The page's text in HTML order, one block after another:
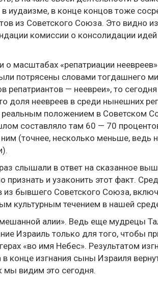
иудаизме, в конце концов тоже
из Советского Союза. Это видно
комиссии о консолидации
масштабах «репатриации неевреев»
потрясены словами тогдашнего
— неевреи», то
доля неевреев в среди нынешних
положением в Советском
составляло там 60 — 70
(точнее, несколько меньше, ведь
слышали в ответ на сказанное
и узаконить этот факт.
из бывшего Советского Союза,
культурным течением в нашей
алии». Ведь еще мудрецы
Израиль только для того, чтобы
«во имя Небес». Результатом
конце изгнания сыны Израиля
мы видим это сегодня.